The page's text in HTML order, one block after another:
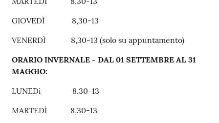
GIOVEDÌ 8,30-13
VENERDÌ 8,30-13 (solo su appuntamento)
ORARIO INVERNALE - DAL 01 SETTEMBRE AL 31
MAGGIO:
LUNEDì 8,30-13
MARTEDÌ 8,30-13